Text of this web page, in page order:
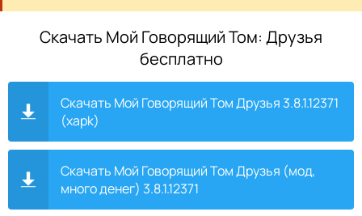
Скачать Мой Говорящий Том: Друзья
бесплатно
Скачать Мой Говорящий Том Друзья 3.8.1.12371
(xapk)
Скачать Мой Говорящий Том Друзья (мод,
много денег) 3.8.1.12371